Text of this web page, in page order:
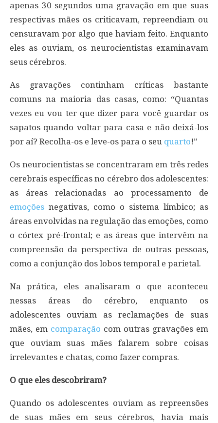
apenas 30 segundos uma gravação em que suas
respectivas mães os criticavam, repreendiam ou
censuravam por algo que haviam feito. Enquanto
eles as ouviam, os neurocientistas examinavam
seus cérebros.
As gravações continham críticas bastante
comuns na maioria das casas, como: “Quantas
vezes eu vou ter que dizer para você guardar os
sapatos quando voltar para casa e não deixá-los
por aí? Recolha-os e leve-os para o seu quarto!”
Os neurocientistas se concentraram em três redes
cerebrais específicas no cérebro dos adolescentes:
as áreas relacionadas ao processamento de
emoções negativas, como o sistema límbico; as
áreas envolvidas na regulação das emoções, como
o córtex pré-frontal; e as áreas que intervêm na
compreensão da perspectiva de outras pessoas,
como a conjunção dos lobos temporal e parietal.
Na prática, eles analisaram o que aconteceu
nessas áreas do cérebro, enquanto os
adolescentes ouviam as reclamações de suas
mães, em comparação com outras gravações em
que ouviam suas mães falarem sobre coisas
irrelevantes e chatas, como fazer compras.
O que eles descobriram?
Quando os adolescentes ouviam as repreensões
de suas mães em seus cérebros, havia mais